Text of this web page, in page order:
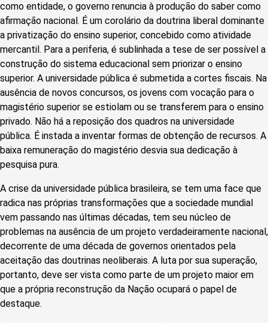
como entidade, o governo renuncia à produção do saber como
afirmação nacional. É um corolário da doutrina liberal dominante
a privatização do ensino superior, concebido como atividade
mercantil. Para a periferia, é sublinhada a tese de ser possível a
construção do sistema educacional sem priorizar o ensino
superior. A universidade pública é submetida a cortes fiscais. Na
ausência de novos concursos, os jovens com vocação para o
magistério superior se estiolam ou se transferem para o ensino
privado. Não há a reposição dos quadros na universidade
pública. É instada a inventar formas de obtenção de recursos. A
baixa remuneração do magistério desvia sua dedicação à
pesquisa pura.
A crise da universidade pública brasileira, se tem uma face que
radica nas próprias transformações que a sociedade mundial
vem passando nas últimas décadas, tem seu núcleo de
problemas na ausência de um projeto verdadeiramente nacional,
decorrente de uma década de governos orientados pela
aceitação das doutrinas neoliberais. A luta por sua superação,
portanto, deve ser vista como parte de um projeto maior em
que a própria reconstrução da Nação ocupará o papel de
destaque.